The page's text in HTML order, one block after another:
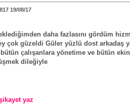
19/08/17
daha fazlasını gördüm
çok güzeldi Güler yüzlü dost arkadaş
çalışanlara yönetime ve bütün
dileğiyle
yaz